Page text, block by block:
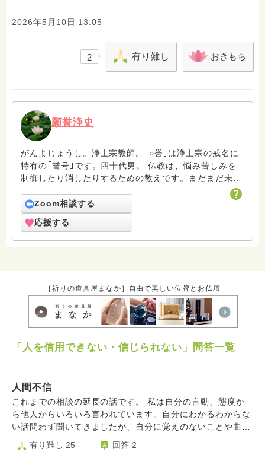
2026年5月10日 13:05
2 有り難し おきもち
願誉浄史
がんよじょうし。浄土宗教師。｢○誉｣は浄土宗の戒名に
特有の｢誉号｣です。四十代男。 仏教は、悩み苦しみを
制御したり消したりするための教えです。まだまだ未熟
Zoom相談する
応援する
［祈りの道具屋まなか］自由で美しい位牌とお仏壇
「人を信用できない・信じられない」問答一覧
人間不信
これまでの相談の延長の話です。 私は自分の言動、態度か
ら他人からいろいろ言われています。自分にわかるわからな
い話問わず聞いてきましたが、自分に覚えのないことや曲解
された内容などあり苦しんできました。 私としては、相手
が誤解する要素があった。 私をよく思っていない。など自
有り難し 25 回答 2